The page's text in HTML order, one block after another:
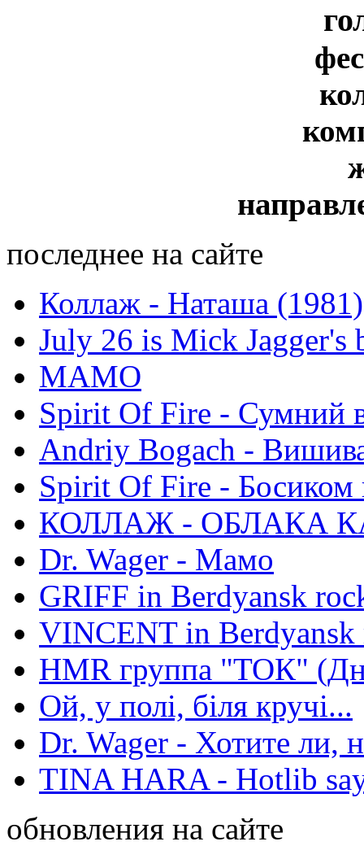
последнее на сайте
Коллаж - Наташа (1981)
July 26 is Mick Jagger's
МАМО
Spirit Of Fire - Сумний
Andriy Bogach -
Spirit Of Fire - Босиком
КОЛЛАЖ - ОБЛАКА
Dr. Wager - Мамо
GRIFF in Berdyansk
VINCENT in
HMR группа "ТОК"
Ой, у полі, біля кручі...
Dr. Wager - Хотите ли,
TINA HARA - Hotlib
обновления на сайте